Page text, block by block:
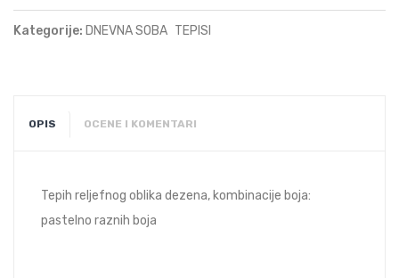
Kategorije: DNEVNA SOBA TEPISI
OPIS OCENE I KOMENTARI
Tepih reljefnog oblika dezena, kombinacije boja:
pastelno raznih boja